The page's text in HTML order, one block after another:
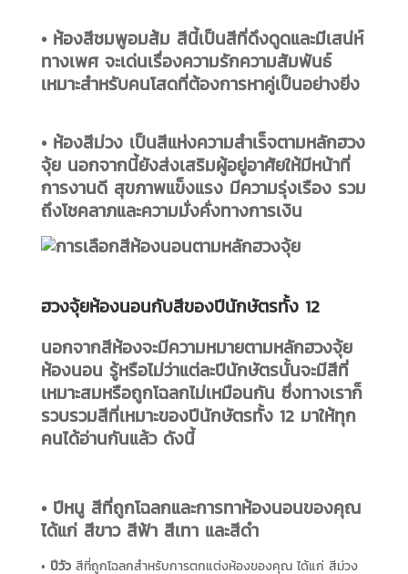
• ห้องสีชมพูอมส้ม สีนี้เป็นสีที่ดึงดูดและมีเสน่ห์
ทางเพศ จะเด่นเรื่องความรักความสัมพันธ์
เหมาะสำหรับคนโสดที่ต้องการหาคู่เป็นอย่างยิ่ง
• ห้องสีม่วง เป็นสีแห่งความสำเร็จตามหลักฮวง
จุ้ย นอกจากนี้ยังส่งเสริมผู้อยู่อาศัยให้มีหน้าที่
การงานดี สุขภาพแข็งแรง มีความรุ่งเรือง รวม
ถึงโชคลาภและความมั่งคั่งทางการเงิน
ฮวงจุ้ยห้องนอนกับสีของปีนักษัตรทั้ง 12
นอกจากสีห้องจะมีความหมายตามหลักฮวงจุ้ย
ห้องนอน รู้หรือไม่ว่าแต่ละปีนักษัตรนั้นจะมีสีที่
เหมาะสมหรือถูกโฉลกไม่เหมือนกัน ซึ่งทางเราก็
รวบรวมสีที่เหมาะของปีนักษัตรทั้ง 12 มาให้ทุก
คนได้อ่านกันแล้ว ดังนี้
• ปีหนู สีที่ถูกโฉลกและการทาห้องนอนของคุณ
ได้แก่ สีขาว สีฟ้า สีเทา และสีดำ
• ปีวัวสีที่ถูกโฉลกสำหรับการตกแต่งห้องของคุณ ได้แก่ สีม่วง